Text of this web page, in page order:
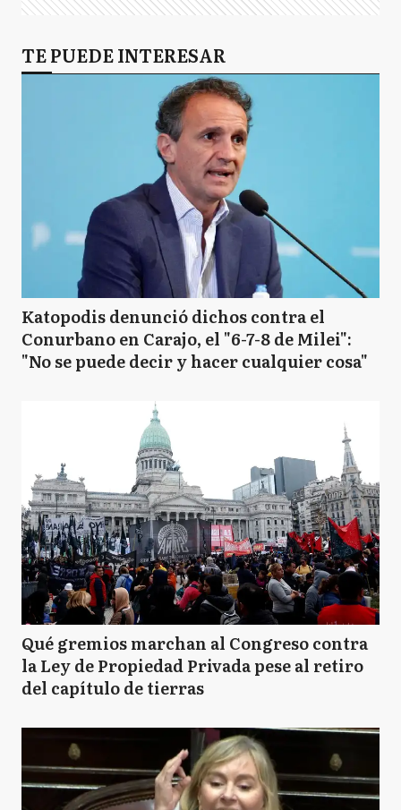
TE PUEDE INTERESAR
Katopodis denunció dichos contra el
Conurbano en Carajo, el "6-7-8 de Milei":
"No se puede decir y hacer cualquier cosa"
Qué gremios marchan al Congreso contra
la Ley de Propiedad Privada pese al retiro
del capítulo de tierras